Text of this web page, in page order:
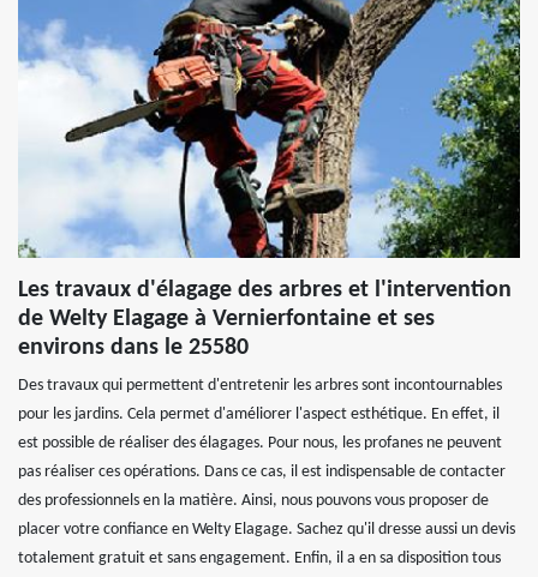
Les travaux d'élagage des arbres et l'intervention
de Welty Elagage à Vernierfontaine et ses
environs dans le 25580
Des travaux qui permettent d'entretenir les arbres sont incontournables
pour les jardins. Cela permet d'améliorer l'aspect esthétique. En effet, il
est possible de réaliser des élagages. Pour nous, les profanes ne peuvent
pas réaliser ces opérations. Dans ce cas, il est indispensable de contacter
des professionnels en la matière. Ainsi, nous pouvons vous proposer de
placer votre confiance en Welty Elagage. Sachez qu'il dresse aussi un devis
totalement gratuit et sans engagement. Enfin, il a en sa disposition tous